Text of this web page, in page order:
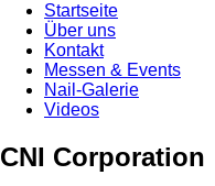
Startseite
Über uns
Kontakt
Messen & Events
Nail-Galerie
Videos
CNI Corporation